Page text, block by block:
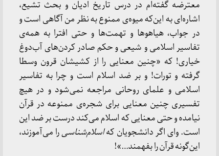
معترضه گفته‌ام در درس تاریخ ادیان و بحث تشیع،
اشاره‌ای به این‌که میوه‌ی ممنوع به نظر من آگاهی است و
در جواب، هیاهوها و تهمت‌ها و حتی افترا به همه‌ی
تفاسیر اسلامی و شیعی و حکم صادر کردن‌های آب‌دوغ
خیاری! که «چنین معنایی را از کشیشان قرون وسطا
گرفته و تورات! و بر ضد اسلام است و چرا به تفاسیر
اسلامی و علمای روحانی مراجعه نمی‌شود و در هیچ
تفسیری چنین معنایی برای شجره‌ی ممنوعه در قرآن
نیامده و حتی معنایی که اسلام می‌کند درست بر ضد این
است. وای اگر دانشجویان کهاسلام‌شناسیرا می‌آموزند،
این‌گونه قرآن را بفهمند…»!